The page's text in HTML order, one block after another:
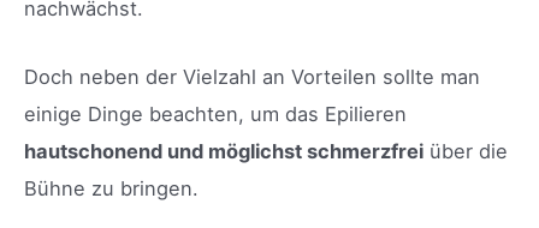
nachwächst.
Doch neben der Vielzahl an Vorteilen sollte man
einige Dinge beachten, um das Epilieren
hautschonend und möglichst schmerzfrei über die
Bühne zu bringen.